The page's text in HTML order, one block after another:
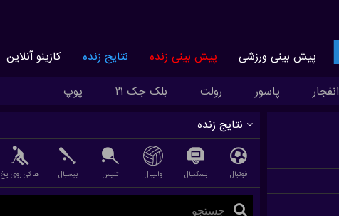
پیش بینی ورزشی پیش بینی زنده نتایج زنده کازینو آنلاین
انفجار پاسور رولت بلک جک ۲۱ پوپ
نتایج زنده
فوتبال بسکتبال والیبال تنیس بیسبال هاکی روی یخ